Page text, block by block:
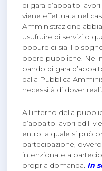
di gara d’appalto
viene effettuata nel
Amministrazione
usufruire di servizi o
oppure ci sia il
opere pubbliche. Nel
bando di gara
dalla Pubblica
necessità di dover
All’interno della
d’appalto lavori edili
entro la quale si può
partecipazione,
intenzionate a
propria domanda. In